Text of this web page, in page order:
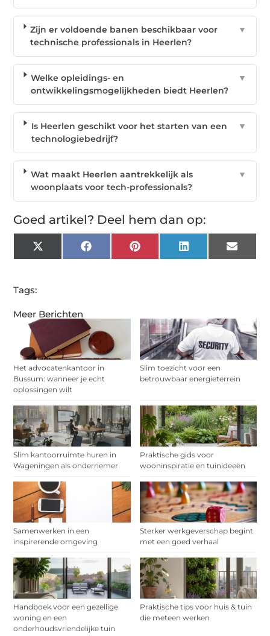
Meer Berichten
Het advocatenkantoor in
Bussum: wanneer je echt
oplossingen wilt
Slim toezicht voor een
betrouwbaar energieterrein
Slim kantoorruimte huren in
Wageningen als ondernemer
Praktische gids voor
wooninspiratie en tuinideeën
Samenwerken in een
inspirerende omgeving
Sterker werkgeverschap begint
met een goed verhaal
Handboek voor een gezellige
woning en een
onderhoudsvriendelijke tuin
Praktische tips voor huis & tuin
die meteen werken
Zijn er voldoende banen beschikbaar voor
technische professionals in Heerlen?
▼
Welke opleidings- en
ontwikkelingsmogelijkheden biedt Heerlen?
▼
Is Heerlen geschikt voor het starten van een
technologiebedrijf?
▼
Wat maakt Heerlen aantrekkelijk als
woonplaats voor tech-professionals?
▼
Goed artikel? Deel hem dan op:
X
(Twitter)
Facebook Pinterest LinkedIn Email
Tags: